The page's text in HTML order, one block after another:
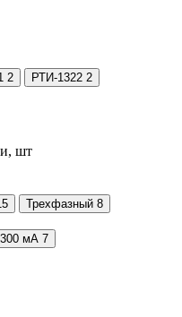
2 РТИ-1322 2
шт
Трехфазный 8
300 мА 7